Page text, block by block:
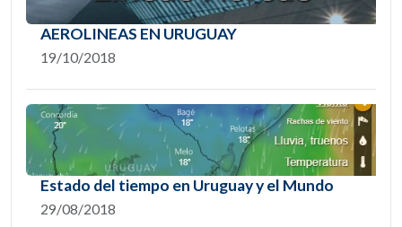
AEROLINEAS EN URUGUAY
19/10/2018
Estado del tiempo en Uruguay y el Mundo
29/08/2018